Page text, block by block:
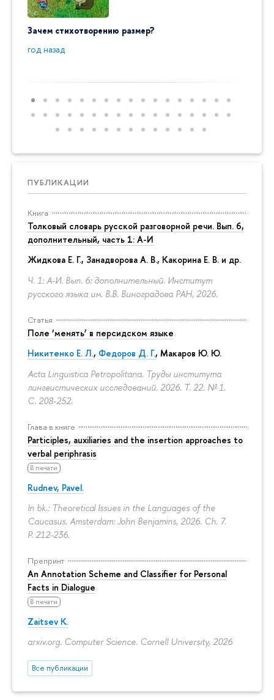
Зачем стихотворению размер?
год назад
ПУБЛИКАЦИИ
Книга
Толковый словарь русской разговорной речи. Вып. 6,
дополнительный, часть 1: А-И
Жидкова Е. Г., Занадворова А. В., Какорина Е. В. и др.
Ч. 1: А-И. Вып. 6: дополнительный. Институт
русского языка им. В.В. Виноградова РАН, 2026.
Статья
Поле ‘менять’ в персидском языке
Никитенко Е. Л., Федоров Д. Г., Макаров Ю. Ю.
Acta Linguistica Petropolitana. Труды института
лингвистических исследований. 2026. Т. 22. № 1.
С. 208-252.
Глава в книге
Participles, auxiliaries and the insertion approaches to
verbal periphrasis
В печати
Rudnev, Pavel.
In bk.: Theoretical Issues in the Languages of the
Caucasus. Amsterdam: John Benjamins, 2026. Ch. 7.
P. 212-236.
Препринт
An Annotation Scheme and Classifier for Personal
Facts in Dialogue
В печати
Zaitsev K.
arxiv.org. Computer Science. Cornell University, 2026
Все публикации